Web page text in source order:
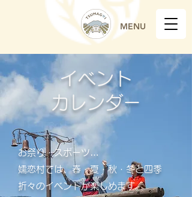
MENU
イベント
​カレンダー
お祭り・スポーツ…
嬬恋村では、春・夏・秋・冬と四季
折々のイベントが楽しめます。